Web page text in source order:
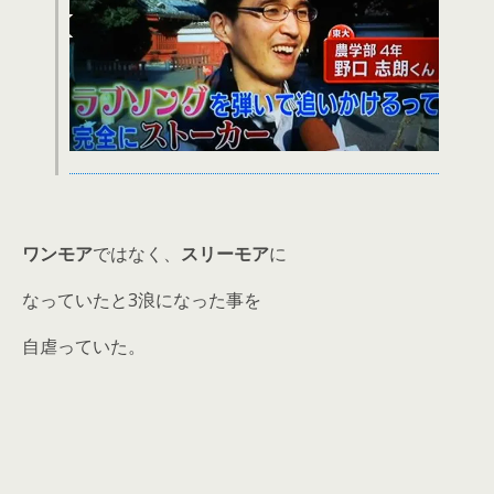
ワンモアではなく、 スリーモアに
なっていたと3浪になった事を
自虐っていた。